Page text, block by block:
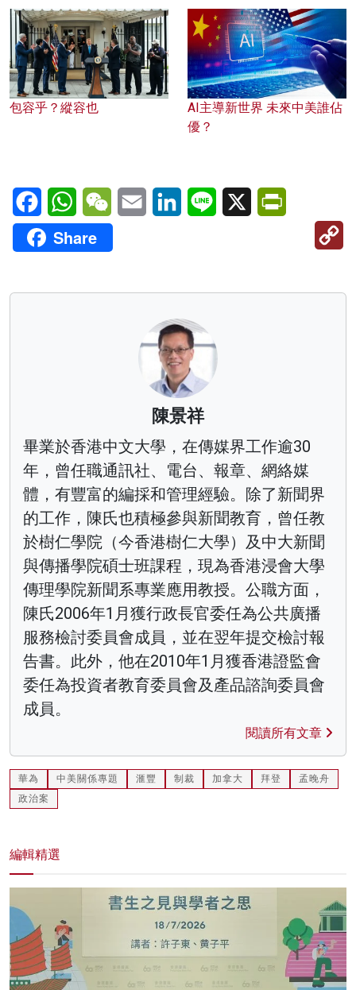
包容乎？縱容也
AI主導新世界 未來中美誰佔
優？
FacebookWhatsAppWeChatEmail LinkedInLine X
Share
陳景祥
畢業於香港中文大學，在傳媒界工作逾30
年，曾任職通訊社、電台、報章、網絡媒
體，有豐富的編採和管理經驗。除了新聞界
的工作，陳氏也積極參與新聞教育，曾任教
於樹仁學院（今香港樹仁大學）及中大新聞
與傳播學院碩士班課程，現為香港浸會大學
傳理學院新聞系專業應用教授。公職方面，
陳氏2006年1月獲行政長官委任為公共廣播
服務檢討委員會成員，並在翌年提交檢討報
告書。此外，他在2010年1月獲香港證監會
委任為投資者教育委員會及產品諮詢委員會
成員。
閱讀所有文章
華為 中美關係專題 滙豐 制裁 加拿大 拜登
孟晚舟
政治案
編輯精選